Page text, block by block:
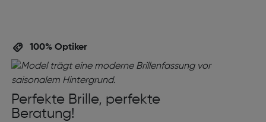
100% Optiker
Perfekte Brille, perfekte
Beratung!